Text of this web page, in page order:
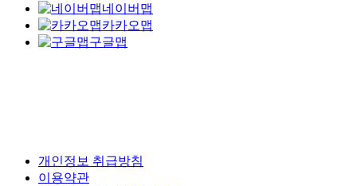
네이버맵
카카오맵
구글맵
개인정보 취급방침
이용약관